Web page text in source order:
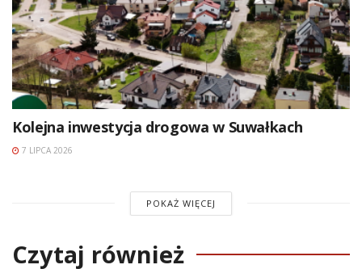
Kolejna inwestycja drogowa w Suwałkach
7 LIPCA 2026
POKAŻ WIĘCEJ
Czytaj również